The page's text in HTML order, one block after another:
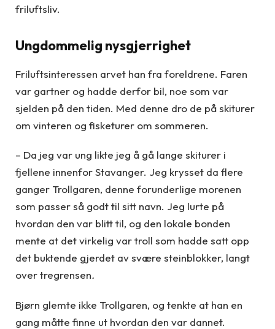
friluftsliv.
Ungdommelig nysgjerrighet
Friluftsinteressen arvet han fra foreldrene. Faren
var gartner og hadde derfor bil, noe som var
sjelden på den tiden. Med denne dro de på skiturer
om vinteren og fisketurer om sommeren.
– Da jeg var ung likte jeg å gå lange skiturer i
fjellene innenfor Stavanger. Jeg krysset da flere
ganger Trollgaren, denne forunderlige morenen
som passer så godt til sitt navn. Jeg lurte på
hvordan den var blitt til, og den lokale bonden
mente at det virkelig var troll som hadde satt opp
det buktende gjerdet av svære steinblokker, langt
over tregrensen.
Bjørn glemte ikke Trollgaren, og tenkte at han en
gang måtte finne ut hvordan den var dannet.